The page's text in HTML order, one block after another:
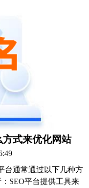
方式来优化网站
台通常通过以下几种方
SEO平台提供工具来